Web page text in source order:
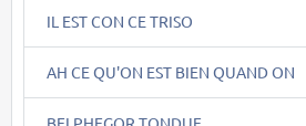
IL EST CON CE TRISO
AH CE QU'ON EST BIEN QUAND ON